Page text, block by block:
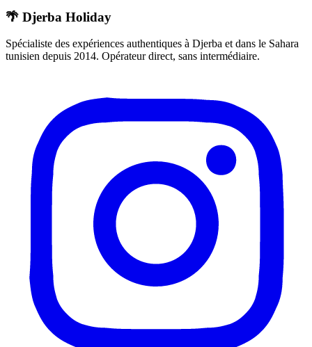
🌴 Djerba Holiday
Spécialiste des expériences authentiques à Djerba et dans le Sahara
tunisien depuis 2014. Opérateur direct, sans intermédiaire.